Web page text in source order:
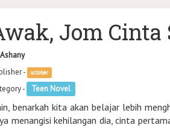
Jom Cinta
Ashany
-
october
- Teen Novel
benarkah kita akan belajar lebih
menangisi kehilangan dia, cinta